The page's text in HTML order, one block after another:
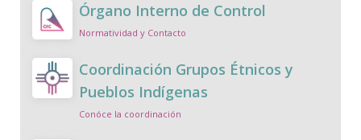
Órgano Interno de Control
Normatividad y Contacto
Coordinación Grupos Étnicos y
Pueblos Indígenas
Conóce la coordinación